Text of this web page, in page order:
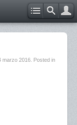
marzo 2016 . Posted in